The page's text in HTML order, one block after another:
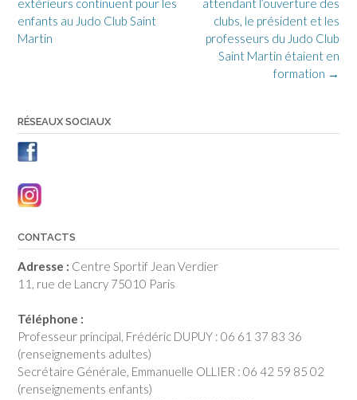
attendant l’ouverture des
clubs, le président et les
professeurs du Judo Club
Saint Martin étaient en
formation →
extérieurs continuent pour les
enfants au Judo Club Saint
Martin
RÉSEAUX SOCIAUX
CONTACTS
Adresse : Centre Sportif Jean Verdier
11, rue de Lancry 75010 Paris
Téléphone :
Professeur principal, Frédéric DUPUY : 06 61 37 83 36
(renseignements adultes)
Secrétaire Générale, Emmanuelle OLLIER : 06 42 59 85 02
(renseignements enfants)